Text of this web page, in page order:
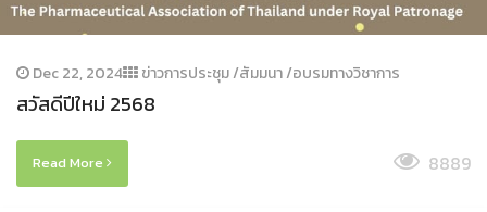
Dec 22, 2024 ข่าวการประชุม /สัมมนา /อบรมทางวิชาการ
สวัสดีปีใหม่ 2568
Read More 8889